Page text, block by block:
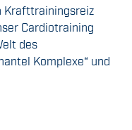
Krafttrainingsreiz
Cardiotraining
des
Komplexe“ und